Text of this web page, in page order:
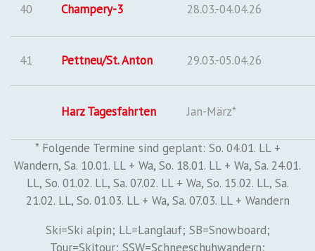
40 Champery-3 28.03.-04.04.26
41 Pettneu/St. Anton 29.03.-05.04.26
Harz Tagesfahrten Jan-März*
* Folgende Termine sind geplant: So. 04.01. LL +
Wandern, Sa. 10.01. LL + Wa, So. 18.01. LL + Wa, Sa. 24.01.
LL, So. 01.02. LL, Sa. 07.02. LL + Wa, So. 15.02. LL, Sa.
21.02. LL, So. 01.03. LL + Wa, Sa. 07.03. LL + Wandern
Ski=Ski alpin; LL=Langlauf; SB=Snowboard;
Tour=Skitour; SSW=Schneeschuhwandern;